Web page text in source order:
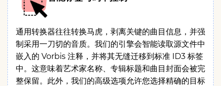
通用转换器往往转换马虎，剥离关键的曲目信息，并强
制采用一刀切的音质。我们的引擎会智能读取源文件中
嵌入的 Vorbis 注释，并将其无缝迁移到标准 ID3 标签
中。这意味着艺术家名称、专辑标题和曲目封面会被完
整保留。此外，我们的高级选项允许您选择精确的目标